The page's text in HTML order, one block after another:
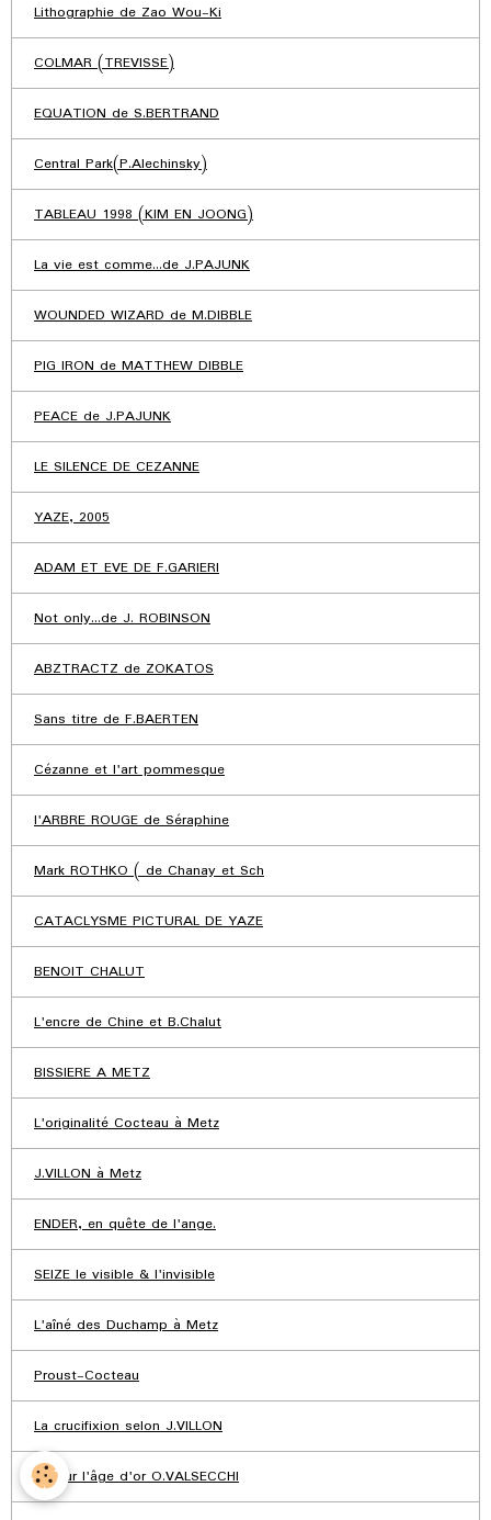
Lithographie de Zao Wou-Ki
COLMAR (TREVISSE)
EQUATION de S.BERTRAND
Central Park(P.Alechinsky)
TABLEAU 1998 (KIM EN JOONG)
La vie est comme...de J.PAJUNK
WOUNDED WIZARD de M.DIBBLE
PIG IRON de MATTHEW DIBBLE
PEACE de J.PAJUNK
LE SILENCE DE CEZANNE
YAZE, 2005
ADAM ET EVE DE F.GARIERI
Not only...de J. ROBINSON
ABZTRACTZ de ZOKATOS
Sans titre de F.BAERTEN
Cézanne et l'art pommesque
l'ARBRE ROUGE de Séraphine
Mark ROTHKO ( de Chanay et Sch
CATACLYSME PICTURAL DE YAZE
BENOIT CHALUT
L'encre de Chine et B.Chalut
BISSIERE A METZ
L'originalité Cocteau à Metz
J.VILLON à Metz
ENDER, en quête de l'ange.
SEIZE le visible & l'invisible
L'aîné des Duchamp à Metz
Proust-Cocteau
La crucifixion selon J.VILLON
Retour l'âge d'or O.VALSECCHI